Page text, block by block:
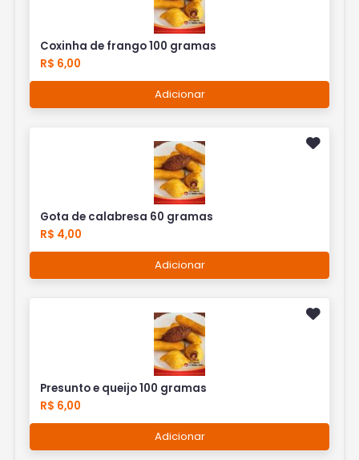
Coxinha de frango 100 gramas
R$ 6,00
Adicionar
Gota de calabresa 60 gramas
R$ 4,00
Adicionar
Presunto e queijo 100 gramas
R$ 6,00
Adicionar